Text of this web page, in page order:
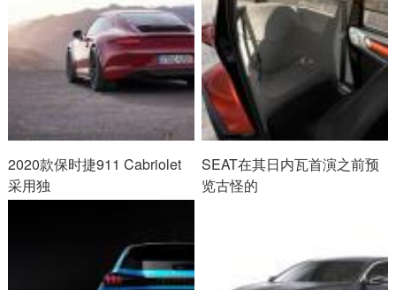
2020款保时捷911 Cabriolet
采用独
SEAT在其日内瓦首演之前预
览古怪的